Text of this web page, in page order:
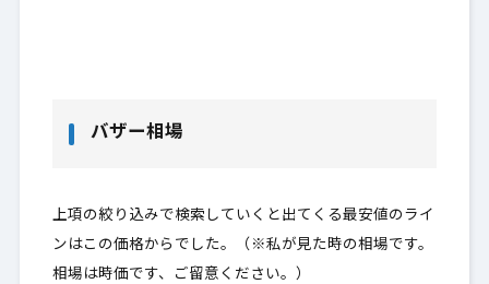
バザー相場
上項の絞り込みで検索していくと出てくる最安値のライ
ンはこの価格からでした。（※私が見た時の相場です。
相場は時価です、ご留意ください。）